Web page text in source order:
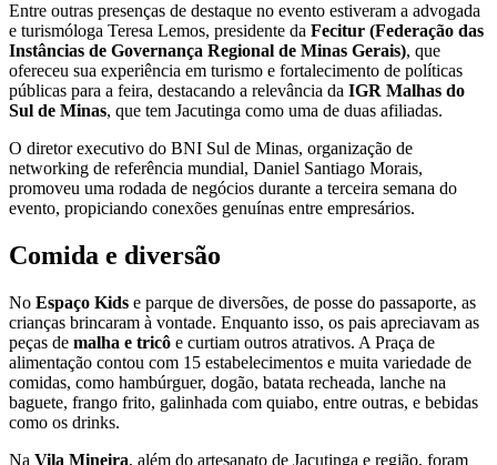
Entre outras presenças de destaque no evento estiveram a advogada
e turismóloga Teresa Lemos, presidente da Fecitur (Federação das
Instâncias de Governança Regional de Minas Gerais), que
ofereceu sua experiência em turismo e fortalecimento de políticas
públicas para a feira, destacando a relevância da IGR Malhas do
Sul de Minas, que tem Jacutinga como uma de duas afiliadas.
O diretor executivo do BNI Sul de Minas, organização de
networking de referência mundial, Daniel Santiago Morais,
promoveu uma rodada de negócios durante a terceira semana do
evento, propiciando conexões genuínas entre empresários.
Comida e diversão
No Espaço Kids e parque de diversões, de posse do passaporte, as
crianças brincaram à vontade. Enquanto isso, os pais apreciavam as
peças de malha e tricô e curtiam outros atrativos. A Praça de
alimentação contou com 15 estabelecimentos e muita variedade de
comidas, como hambúrguer, dogão, batata recheada, lanche na
baguete, frango frito, galinhada com quiabo, entre outras, e bebidas
como os drinks.
Na Vila Mineira, além do artesanato de Jacutinga e região, foram